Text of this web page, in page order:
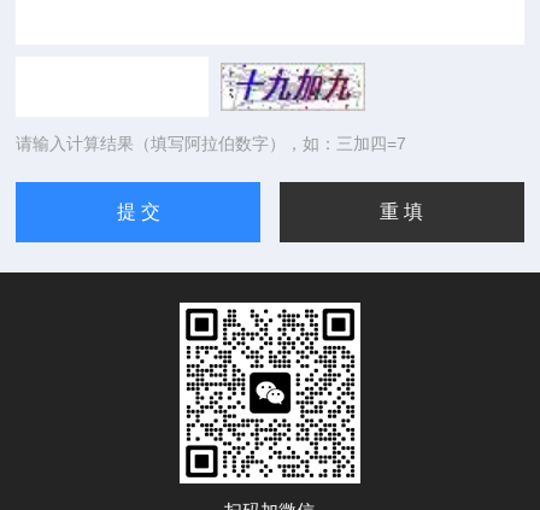
请输入计算结果（填写阿拉伯数字），如：三加四=7